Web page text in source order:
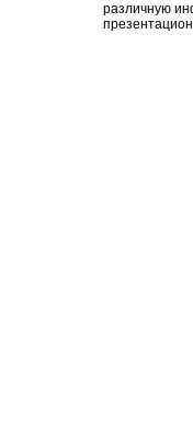
различную